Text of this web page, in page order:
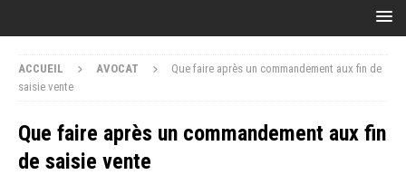
ACCUEIL AVOCAT
Que faire après un commandement aux fin de
saisie vente
Que faire après un commandement aux fin
de saisie vente